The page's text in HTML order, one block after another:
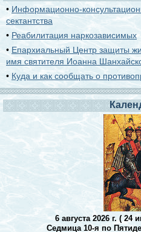
• Информационно-
сектантства
• Реабилитация наркозависимых
• Епархиальный Центр защиты
имя святителя Иоанна
• Куда и как сообщать о
6 августа 2026 г. ( 24
Седмица 10-я по